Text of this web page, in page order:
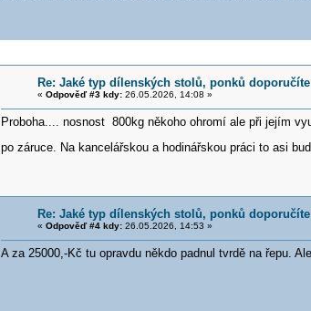
Re: Jaké typ dílenských stolů, ponků
« Odpověď #3 kdy:26.05.2026, 14:08 »
Proboha.... nosnost 800kg někoho ohromí ale při jejím
po záruce. Na kancelářskou a hodinářskou práci to asi
Re: Jaké typ dílenských stolů, ponků
« Odpověď #4 kdy:26.05.2026, 14:53 »
A za 25000,-Kč tu opravdu někdo padnul tvrdě na řepu.